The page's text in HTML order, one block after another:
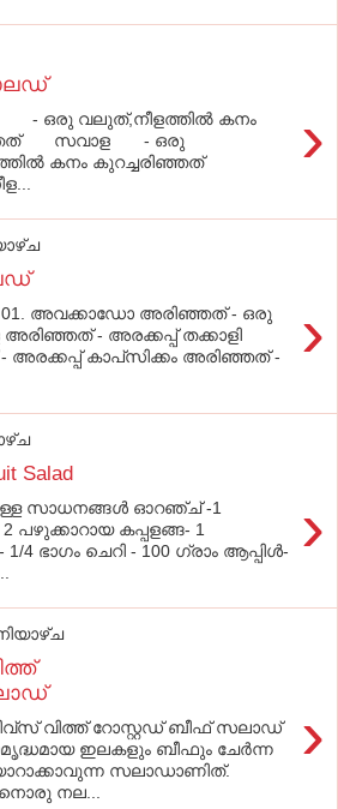
›
- ഒരു വലുത്,നീളത്തിൽ കനം
സവാള - ഒരു
കനം കുറച്ചരിഞ്ഞത്
›
അവക്കാഡോ അരിഞ്ഞത് - ഒരു
- അരക്കപ്പ് തക്കാളി
കാപ്‌സിക്കം അരിഞ്ഞത് -
Salad
›
സാധനങ്ങള്‍ ഓറഞ്ച്‌ -1
പഴുക്കാറായ കപ്പളങ്ങ- 1
4 ഭാഗം ചെറി - 100 ഗ്രാം ആപ്പിള്‍-
›
വിത്ത് റോസ്റ്റഡ് ബീഫ് സലാഡ്
ഇലകളും ബീഫും ചേര്‍ന്ന
സലാഡാണിത്.
നല...